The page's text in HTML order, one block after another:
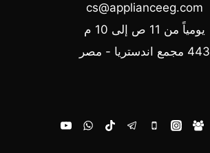
cs@applianceeg.com
يومياً من 11 ص إلى 10 م
443 مجمع اندستريا - مصر